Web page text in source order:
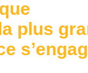
plus